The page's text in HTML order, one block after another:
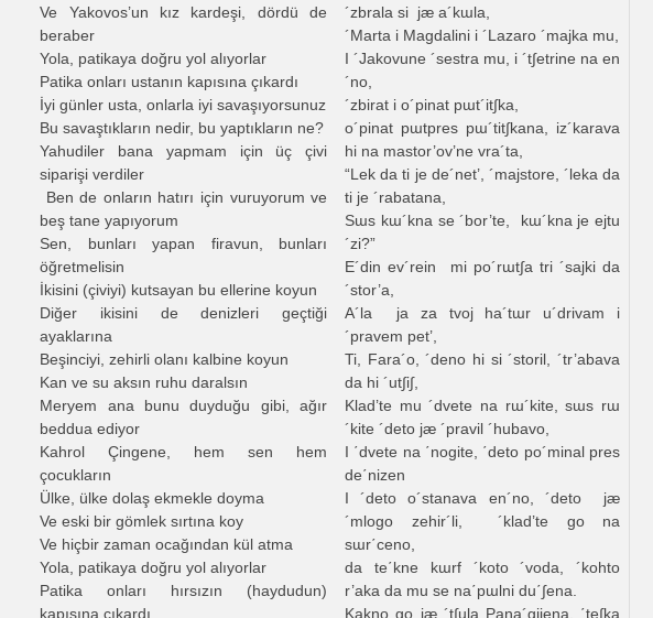
Ve Yakovos’un kız kardeşi, dördü de
beraber
Yola, patikaya doğru yol alıyorlar
Patika onları ustanın kapısına çıkardı
İyi günler usta, onlarla iyi savaşıyorsunuz
Bu savaştıkların nedir, bu yaptıkların ne?
Yahudiler bana yapmam için üç çivi
siparişi verdiler
Ben de onların hatırı için vuruyorum ve
beş tane yapıyorum
Sen, bunları yapan firavun, bunları
öğretmelisin
İkisini (çiviyi) kutsayan bu ellerine koyun
Diğer ikisini de denizleri geçtiği
ayaklarına
Beşinciyi, zehirli olanı kalbine koyun
Kan ve su aksın ruhu daralsın
Meryem ana bunu duyduğu gibi, ağır
beddua ediyor
Kahrol Çingene, hem sen hem
çocukların
Ülke, ülke dolaş ekmekle doyma
Ve eski bir gömlek sırtına koy
Ve hiçbir zaman ocağından kül atma
Yola, patikaya doğru yol alıyorlar
Patika onları hırsızın (haydudun)
kapısına çıkardı
´zbrala si jæ a´kɯla,
´Marta i Magdalini i ´Lazaro ´majka mu,
I ´Jakovune ´sestra mu, i ´t∫etrine na en
´no,
´zbirat i o´pinat pɯt´it∫ka,
o´pinat pɯtpres pɯ´tit∫kana, iz´karava
hi na mastor’ov’ne vra´ta,
“Lek da ti je de´net’, ´majstore, ´leka da
ti je ´rabatana,
Sɯs kɯ´kna se ´bor’te, kɯ´kna je ejtu
´zi?”
E´din ev´rein mi po´rɯt∫a tri ´sajki da
´stor’a,
A´la ja za tvoj ha´tɯr u´drivam i
´pravem pet’,
Ti, Fara´o, ´deno hi si ´storil, ´tr’abava
da hi ´ut∫i∫,
Klad’te mu ´dvete na rɯ´kite, sɯs rɯ
´kite ´deto jæ ´pravil ´hubavo,
I ΄dvete na ΄nogite, ΄deto po´minal pres
de΄nizen
I ´deto o´stanava en´no, ´deto jæ
´mlogo zehir´li, ´klad’te go na
sɯr΄ceno,
da te΄kne kɯrf ´koto ´voda, ´kohto
r’aka da mu se na΄pɯlni du΄∫ena.
Kakno go jæ ´t∫ula Pana´gijena, ΄te∫ka